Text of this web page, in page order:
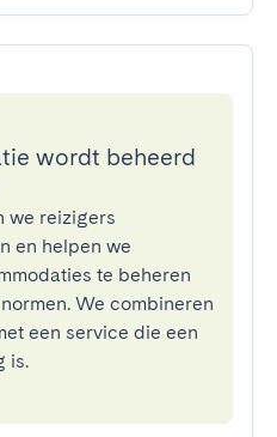
wordt beheerd
we reizigers
en helpen we
te beheren
We combineren
een service die een
is.